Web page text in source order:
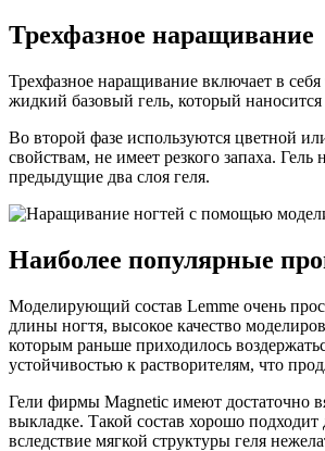
Трехфазное наращивание
Трехфазное наращивание включает в
жидкий базовый гель, который
Во второй фазе используются цветной
свойствам, не имеет резкого запаха.
предыдущие два слоя геля.
Наиболее популярные
Моделирующий состав Lemme очень
длины ногтя, высокое качество
которым раньше приходилось
устойчивостью к растворителям, что
Гели фирмы Magnetic имеют достаточно
выкладке. Такой состав хорошо
вследствие мягкой структуры геля